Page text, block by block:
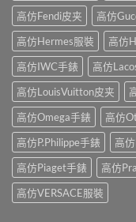
高仿Fendi皮夹
高仿
高仿Hermes服裝
高仿
高仿IWC手錶
高仿
高仿LouisVuitton皮夹
高仿Omega手錶
高仿
高仿P.Philippe手錶
高
高仿Piaget手錶
高仿
高仿VERSACE服裝